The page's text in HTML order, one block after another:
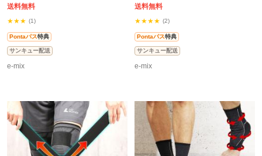
送料無料
★★★ (1)
Pontaパス特典
サンキュー配送
e-mix
送料無料
★★★★ (2)
Pontaパス特典
サンキュー配送
e-mix